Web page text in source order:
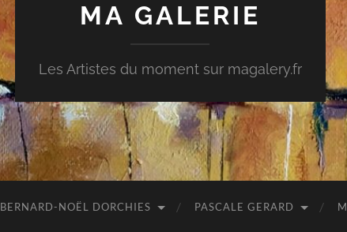
MA GALERIE
Les Artistes du moment sur magalery.fr
BERNARD-NOËL DORCHIES PASCALE GERARD